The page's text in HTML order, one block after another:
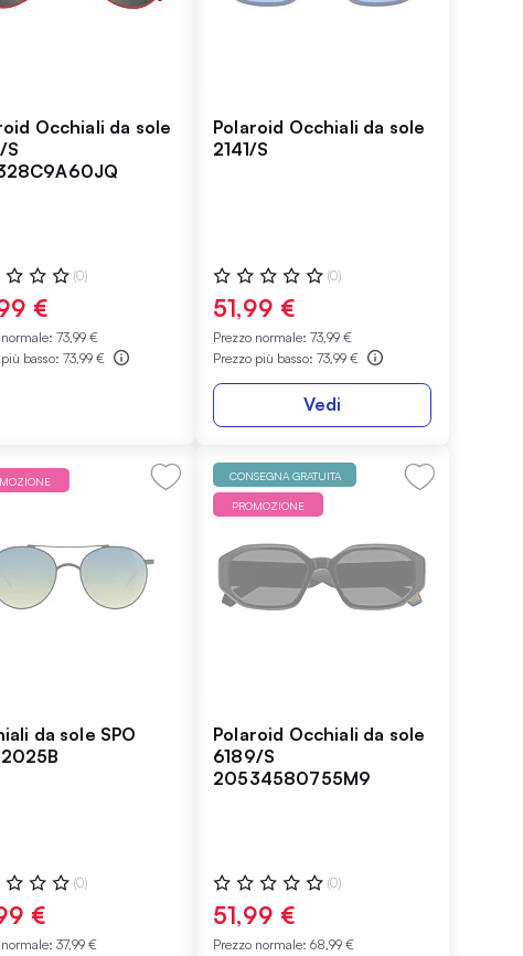
Occhiali da sole
S
(0)
€
73,99 €
basso: 73,99 €
Polaroid Occhiali da sole
2141/S
Valutazione:
0%
(0)
51,99 €
Prezzo normale: 73,99 €
Prezzo più basso: 73,99 €
Vedi
da sole SPO
(0)
€
37,99 €
CONSEGNA GRATUITA
PROMOZIONE
Polaroid Occhiali da sole
6189/S
20534580755M9
Valutazione:
0%
(0)
51,99 €
Prezzo normale: 68,99 €